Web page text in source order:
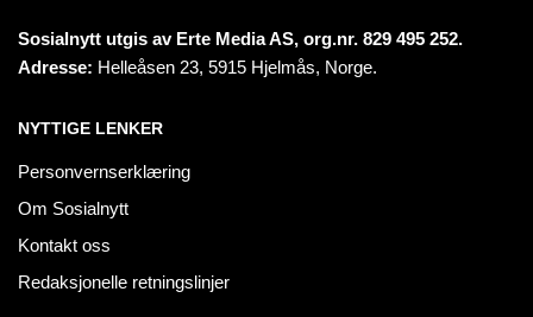
Sosialnytt utgis av Erte Media AS, org.nr. 829 495 252.
Adresse: Helleåsen 23, 5915 Hjelmås, Norge.
NYTTIGE LENKER
Personvernserklæring
Om Sosialnytt
Kontakt oss
Redaksjonelle retningslinjer